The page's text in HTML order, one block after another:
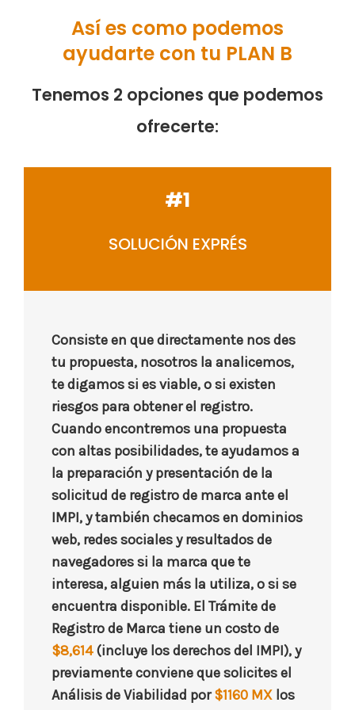
Así es como podemos
ayudarte con tu PLAN B
Tenemos 2 opciones que podemos
ofrecerte:
#1
SOLUCIÓN EXPRÉS
Consiste en que directamente nos des
tu propuesta, nosotros la analicemos,
te digamos si es viable, o si existen
riesgos para obtener el registro.
Cuando encontremos una propuesta
con altas posibilidades, te ayudamos a
la preparación y presentación de la
solicitud de registro de marca ante el
IMPI, y también checamos en dominios
web, redes sociales y resultados de
navegadores si la marca que te
interesa, alguien más la utiliza, o si se
encuentra disponible. El Trámite de
Registro de Marca tiene un costo de
$8,614(incluye los derechos del IMPI), y
previamente conviene que solicites el
Análisis de Viabilidad por$1160 MX los